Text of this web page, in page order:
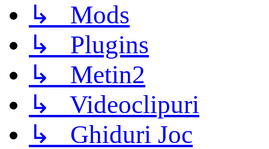
↳ Mods
↳ Plugins
↳ Metin2
↳ Videoclipuri
↳ Ghiduri Joc